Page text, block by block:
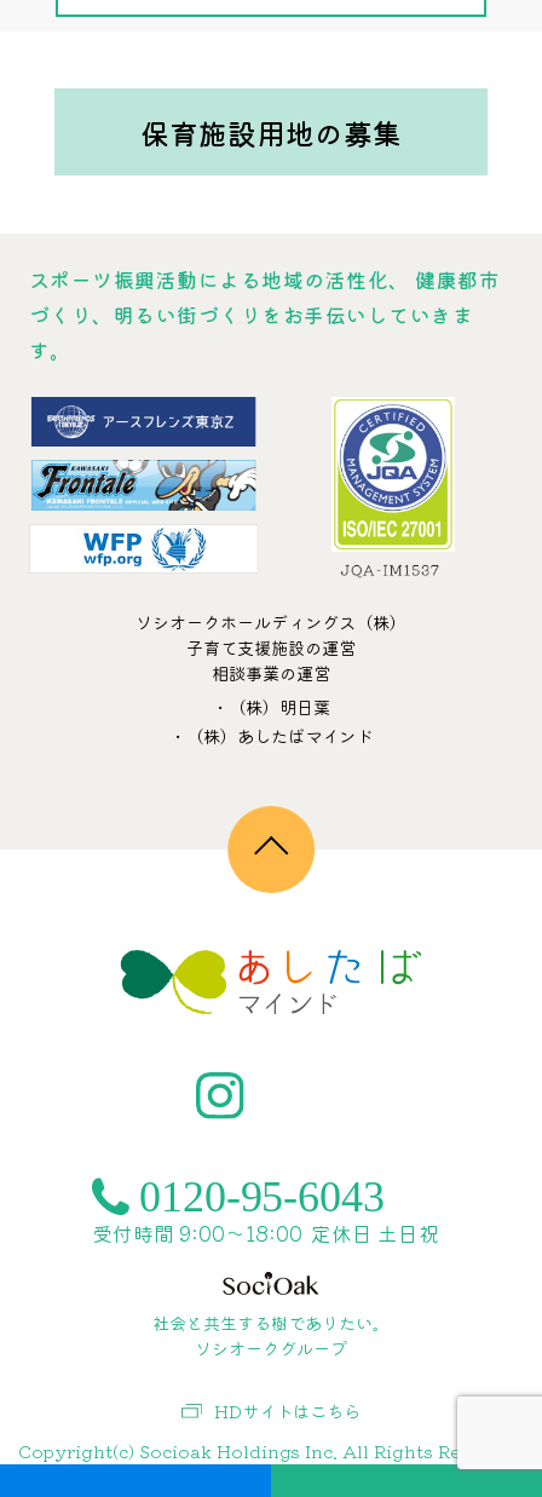
保育施設用地の募集
スポーツ振興活動による地域の活性化、
健康都市
づくり、明るい街づくりをお手伝いしていきま
す。
ソシオークホールディングス（株）
子育て支援施設の運営
相談事業の運営
・（株）明日葉
・（株）あしたばマインド
受付時間 9:00〜18:00 定休日 土日祝
社会と共生する樹でありたい。
ソシオークグループ
HDサイトはこちら
Copyright(c) Socioak Holdings Inc. All Rights Reserved.